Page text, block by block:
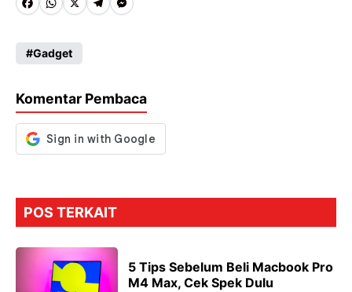
Fa
b
o
k
W
ts
p
p
X
Te
m
M
g
er
Gadget
Komentar Pembaca
POS TERKAIT
5 Tips Sebelum Beli Macbook Pro
M4 Max, Cek Spek Dulu